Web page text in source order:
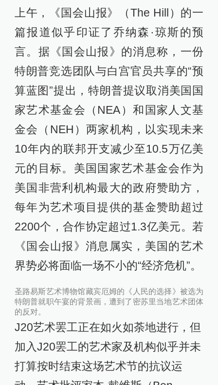
上午，《国会山报》（The Hill）的一
篇报道似乎印证了乔纳森·琼斯的预
言。据《国会山报》的消息称，一份
特朗普竞选团队与白宫官员共享的“预
算蓝图”提出，特朗普提议取消美国国
家艺术基金会（NEA）和国家人文基
金会（NEH）两家机构，以实现未来
10年内的联邦开支减少至10.5万亿美
元的目标。美国国家艺术基金会作为
美国非营利机构最大的政府赞助方，
每年为艺术项目提供的基金赞助超过
2200个，合作协定超过1.3亿美元。若
《国会山报》消息属实，美国的艺术
界势必将面临一场不小的“经济危机”。
圣路易斯艺术博物馆藏宾厄姆的《人民的选择》被选为
特朗普就职午宴的背景画，遭到了密苏里当地艺术团体
的反对。
J20艺术罢工正在如火如荼地进行，但
加入J20罢工的艺术家及机构似乎并未
打算按时结束这场艺术节的抗议运